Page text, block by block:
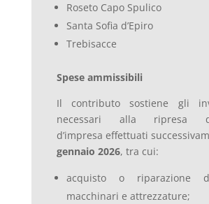
Roseto Capo Spulico
Santa Sofia d’Epiro
Trebisacce
Spese ammissibili
Il contributo sostiene gli
necessari alla ripresa
d’impresa effettuati
gennaio 2026, tra cui:
acquisto o riparazione
macchinari e attrezzature;